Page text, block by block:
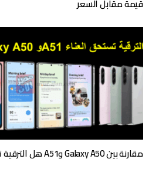
قيمة مقابل السعر
مقارنة بين Galaxy A50 وA51 هل الترقية تستحق العناء